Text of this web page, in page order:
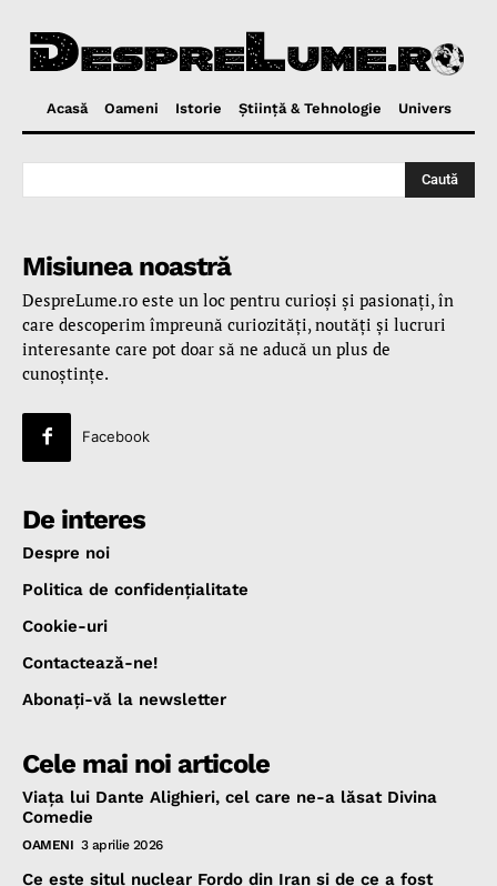
Acasă Oameni Istorie Ştiinţă & Tehnologie Univers
Caută
Misiunea noastră
DespreLume.ro este un loc pentru curioşi şi pasionaţi, în
care descoperim împreună curiozităţi, noutăţi şi lucruri
interesante care pot doar să ne aducă un plus de
cunoştinţe.
Facebook
De interes
Despre noi
Politica de confidenţialitate
Cookie-uri
Contactează-ne!
Abonaţi-vă la newsletter
Cele mai noi articole
Viața lui Dante Alighieri, cel care ne-a lăsat Divina
Comedie
OAMENI 3 aprilie 2026
Ce este situl nuclear Fordo din Iran și de ce a fost